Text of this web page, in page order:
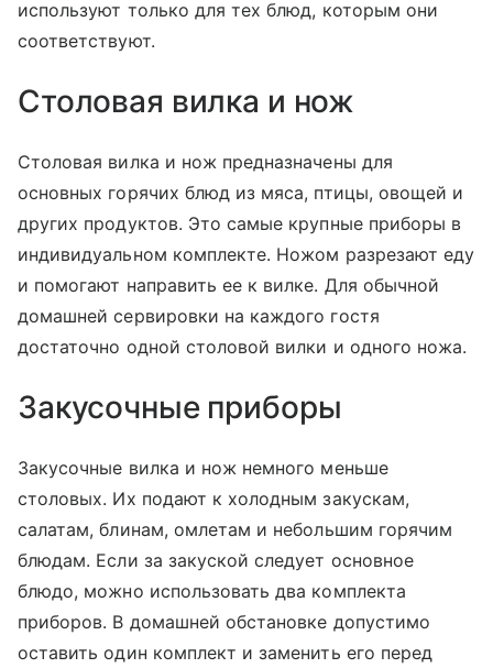
используют только для тех блюд, которым они
соответствуют.
Столовая вилка и нож
Столовая вилка и нож предназначены для
основных горячих блюд из мяса, птицы, овощей и
других продуктов. Это самые крупные приборы в
индивидуальном комплекте. Ножом разрезают еду
и помогают направить ее к вилке. Для обычной
домашней сервировки на каждого гостя
достаточно одной столовой вилки и одного ножа.
Закусочные приборы
Закусочные вилка и нож немного меньше
столовых. Их подают к холодным закускам,
салатам, блинам, омлетам и небольшим горячим
блюдам. Если за закуской следует основное
блюдо, можно использовать два комплекта
приборов. В домашней обстановке допустимо
оставить один комплект и заменить его перед